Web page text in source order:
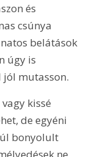
és
csúnya
belátások
úgy is
mutasson.
de egyéni
bonyolult